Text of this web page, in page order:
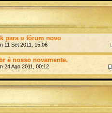
para o fórum novo
11 Set 2011, 15:06
é nosso novamente.
24 Ago 2011, 00:12